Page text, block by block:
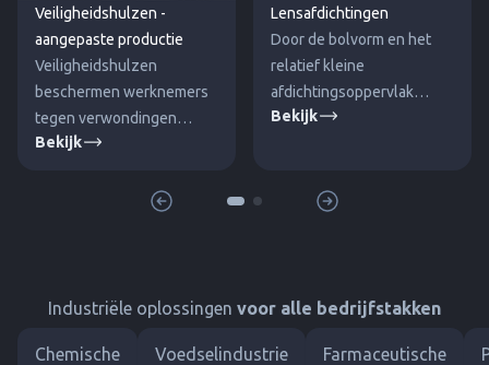
Veiligheidshulzen -
aangepaste productie
Veiligheidshulzen
beschermen werknemers
tegen verwondingen
(verbranding,
lekkage van het medium
Bekijk
Lensafdichtingen
Door de bolvorm en het
relatief kleine
afdichtingsoppervlak
bereikt de afdichting een
zeer goede
Bekijk
Industriële oplossingen voor alle bedrijfstakken
Chemische Voedselindustrie Farmaceutische